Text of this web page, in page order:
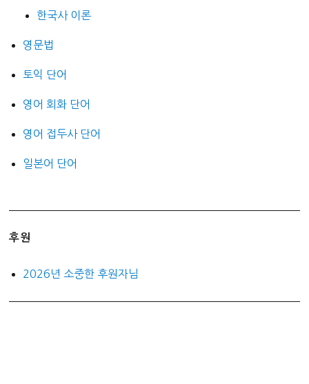
한국사 이론
영문법
토익 단어
영어 회화 단어
영어 접두사 단어
일본어 단어
후원
2026년 소중한 후원자님